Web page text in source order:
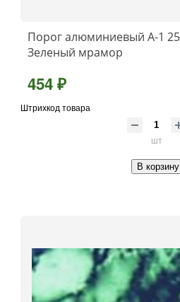
Порог алюминиевый А-1 25x2,8x2700 мм,
Зеленый мрамор
454 ₽
Штрихкод товара
шт
В корзину